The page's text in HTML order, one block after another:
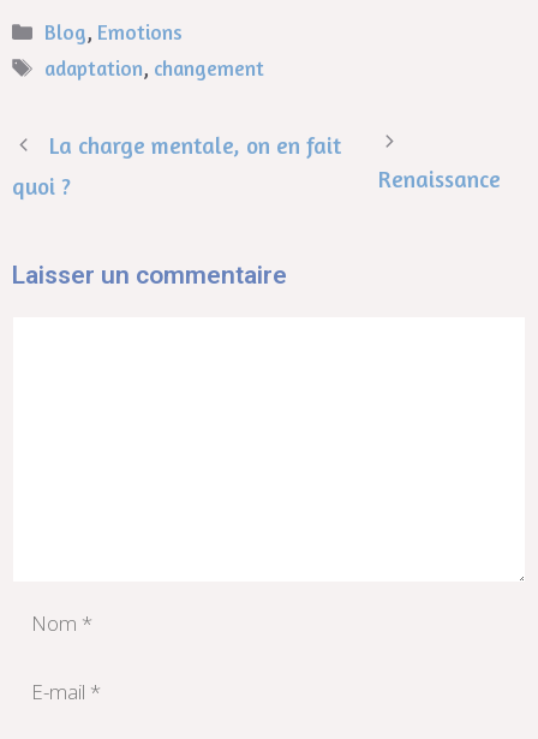
Blog, Emotions
adaptation, changement
La charge mentale, on en fait
quoi ?​
Renaissance
Laisser un commentaire